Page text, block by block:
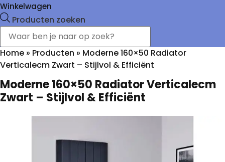
Winkelwagen
Producten zoeken
Home » Producten » Moderne 160×50 Radiator
Verticalecm Zwart – Stijlvol & Efficiënt
Moderne 160×50 Radiator Verticalecm
Zwart – Stijlvol & Efficiënt